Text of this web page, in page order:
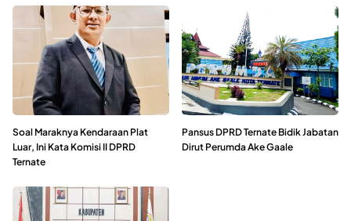
Soal Maraknya Kendaraan Plat
Luar, Ini Kata Komisi II DPRD
Ternate
Pansus DPRD Ternate Bidik Jabatan
Dirut Perumda Ake Gaale